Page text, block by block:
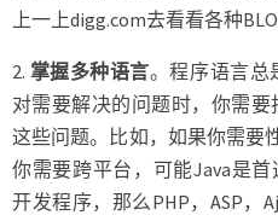
上一上digg.com去看看各种
2. 掌握多种语言。程序语言总
对需要解决的问题时，你需
这些问题。比如，如果你需要
你需要跨平台，可能Java是
开发程序，那么PHP，ASP，